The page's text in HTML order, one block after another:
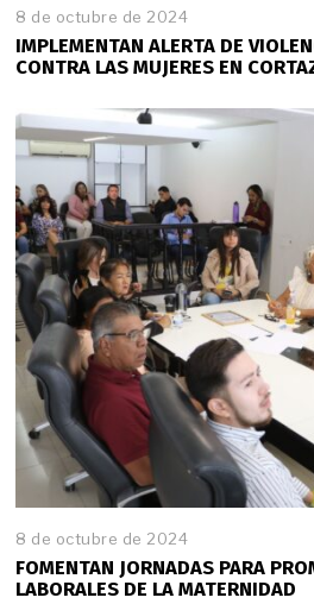
8 de octubre de 2024
IMPLEMENTAN ALERTA DE
CONTRA LAS MUJERES EN
8 de octubre de 2024
FOMENTAN JORNADAS PARA
LABORALES DE LA MATERNIDAD